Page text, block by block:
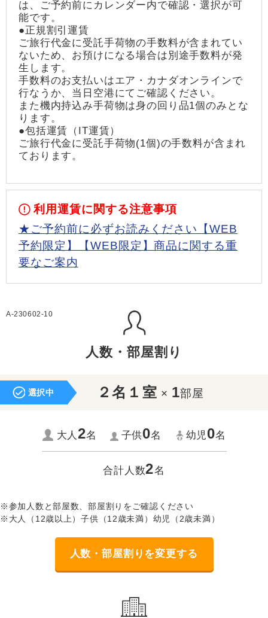
は、ご予約前にカレンダー内で確認・選択が可
能です。
●正規割引運賃
ご旅行代金に受託手荷物の手数料が含まれてい
ないため、お預けになる場合は別途手数料が発
生します。
手数料のお支払いはエア・カナダオンラインで
行なうか、当日空港にてご確認ください。
また機内持込み手荷物は身の回り品1個のみとな
ります。
●包括運賃（IT運賃）
ご旅行代金に受託手荷物(1個)の手数料が含まれ
ております。
利用運賃に関する注意事項
★ご予約前に必ずお読みください【WEB
予約限定】【WEB限定】商品に関する重
要なご案内
A-230602-10
人数・部屋割り
選択中 ２名１室 × 1部屋
大人2名 子供0名 幼児0名
合計人数2名
※参加人数と部屋数、部屋割りをご確認ください
※大人（12歳以上）子供（12歳未満）幼児（2歳未満）
人数・部屋割りを変更する